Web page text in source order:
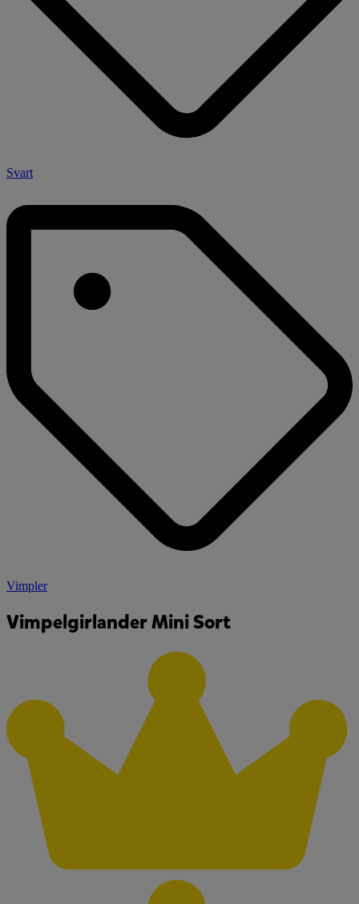
Svart
Vimpler
Vimpelgirlander Mini Sort